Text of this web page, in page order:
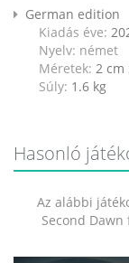
German edition
Kiadás éve:
Nyelv: német
Méretek: 2 cm
Súly: 1.6 kg
Hasonló
Az alábbi
Second